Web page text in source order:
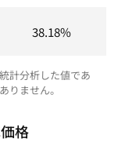
38.18%
計分析した値であ
りません。
格